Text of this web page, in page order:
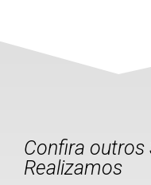
Confira outros
Realizamos